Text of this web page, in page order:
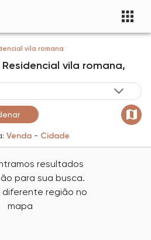
vila romana
Residencial vila romana,
Venda - Cidade
resultados
para sua busca.
diferente região no
mapa